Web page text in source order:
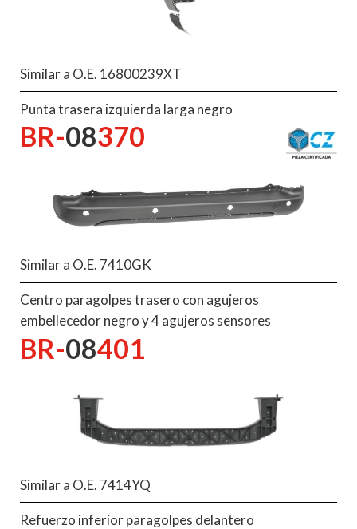
Similar a O.E. 16800239XT
Punta trasera izquierda larga negro
BR-08370
Similar a O.E. 7410GK
Centro paragolpes trasero con agujeros
embellecedor negro y 4 agujeros sensores
BR-08401
Similar a O.E. 7414YQ
Refuerzo inferior paragolpes delantero